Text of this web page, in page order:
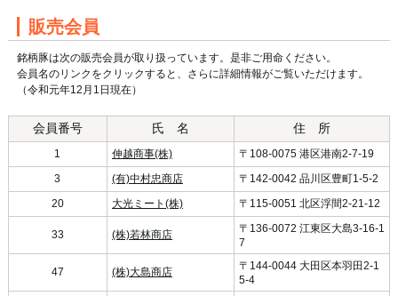
販売会員
銘柄豚は次の販売会員が取り扱っています。是非ご用命ください。
会員名のリンクをクリックすると、さらに詳細情報がご覧いただけます。
（令和元年12月1日現在）
会員番号 氏 名 住 所
1 伸越商事(株)
〒108-0075 港区港南2-7-19
3
(有)中村忠商店
〒142-0042 品川区豊町1-5-2
20
大光ミート(株) 〒115-0051 北区浮間2-21-12
33 (株)若林商店
〒136-0072 江東区大島3-16-1
7
47 (株)大島商店
〒144-0044 大田区本羽田2-1
5-4